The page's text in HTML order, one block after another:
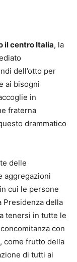
il centro Italia, la
dell’otto per
ai bisogni
in
fraterna
drammatico
delle
aggregazioni
cui le persone
Presidenza della
tenersi in tutte le
con
come frutto della
di tutti ai